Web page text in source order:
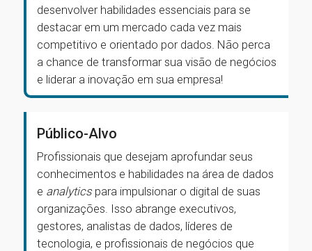
desenvolver habilidades essenciais para se
destacar em um mercado cada vez mais
competitivo e orientado por dados. Não perca
a chance de transformar sua visão de negócios
e liderar a inovação em sua empresa!
Público-Alvo
Profissionais que desejam aprofundar seus
conhecimentos e habilidades na área de dados
e analytics para impulsionar o digital de suas
organizações. Isso abrange executivos,
gestores, analistas de dados, líderes de
tecnologia, e profissionais de negócios que